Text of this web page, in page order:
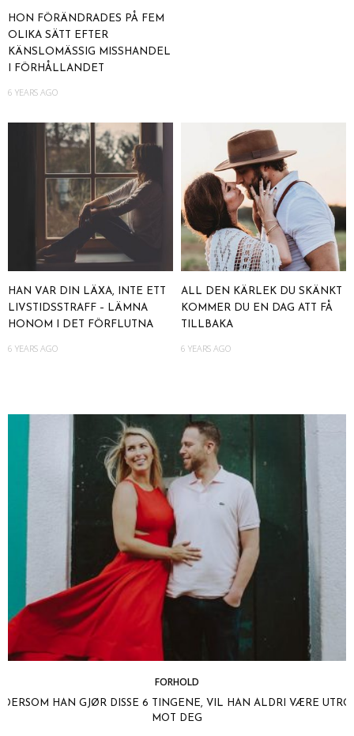
HON FÖRÄNDRADES PÅ FEM
OLIKA SÄTT EFTER
KÄNSLOMÄSSIG MISSHANDEL
I FÖRHÅLLANDET
6 YEARS AGO
HAN VAR DIN LÄXA, INTE ETT
LIVSTIDSSTRAFF – LÄMNA
HONOM I DET FÖRFLUTNA
6 YEARS AGO
ALL DEN KÄRLEK DU SKÄNKT
KOMMER DU EN DAG ATT FÅ
TILLBAKA
6 YEARS AGO
FORHOLD
DERSOM HAN GJØR DISSE 6 TINGENE, VIL HAN ALDRI VÆRE UTRO
MOT DEG